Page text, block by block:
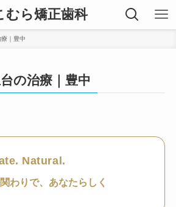
むら矯正歯科
｜豊中
の治療｜豊中
Natural.
わりで、あなたらしく